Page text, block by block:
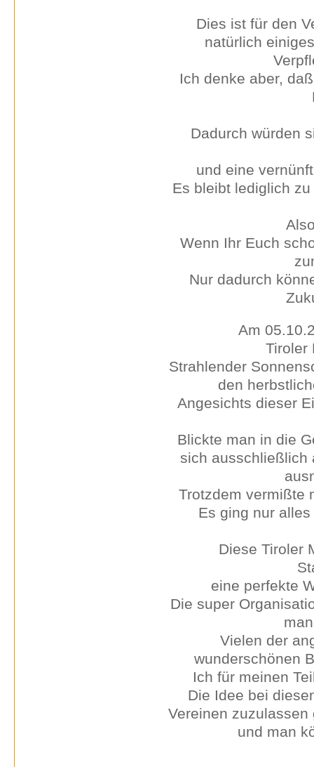
Dies ist für den
natürlich
Ich denke aber,
Dadurch würden
und eine
Es bleibt lediglich
Wenn Ihr Euch
Nur dadurch
Am
Tiroler
Strahlender
den
Angesichts dieser
Blickte man in die
sich ausschließlich
Trotzdem vermißte
Es ging nur
Diese Tiroler
eine perfekte
Die super
Vielen der
wunderschönen
Ich für meinen
Die Idee bei
Vereinen
und man